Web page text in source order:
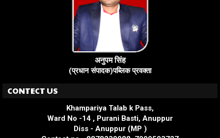
अनुपम सिंह
(प्रधान संपादक)पब्लिक प्रवक्ता
CONTECT US
Khampariya Talab k Pass,
Ward No -14 , Purani Basti, Anuppur
Diss - Anuppur (MP )